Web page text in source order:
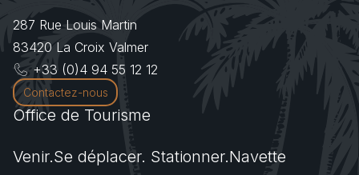
287 Rue Louis Martin
83420 La Croix Valmer
+33 (0)4 94 55 12 12
Contactez-nous
Office de Tourisme
Venir.Se déplacer. Stationner.Navette